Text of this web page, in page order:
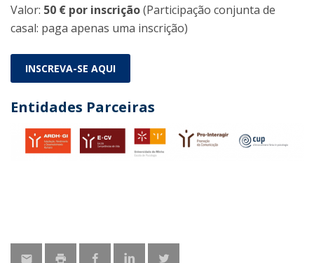
Valor: 50 € por inscrição(Participação conjunta de
casal: paga apenas uma inscrição)
INSCREVA-SE AQUI
Entidades Parceiras